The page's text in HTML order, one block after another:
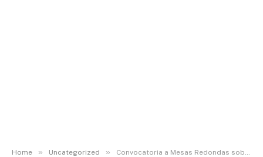
Home » Uncategorized » Convocatoria a Mesas Redondas sobre cultura y arte actual